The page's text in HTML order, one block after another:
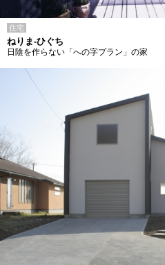
住宅
ねりま-ひぐち
日陰を作らない「への字プラン」の家